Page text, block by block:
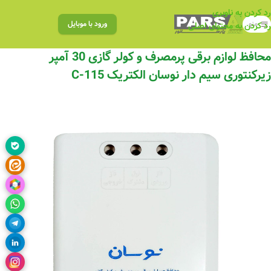
رد کردن به ناوبری
رد کردن به محتوای اصلی
منو ورود با موبایل
محافظ لوازم برقی پرمصرف و کولر گازی 30 آمپر
زیرکنتوری سیم دار نوسان الکتریک C-115